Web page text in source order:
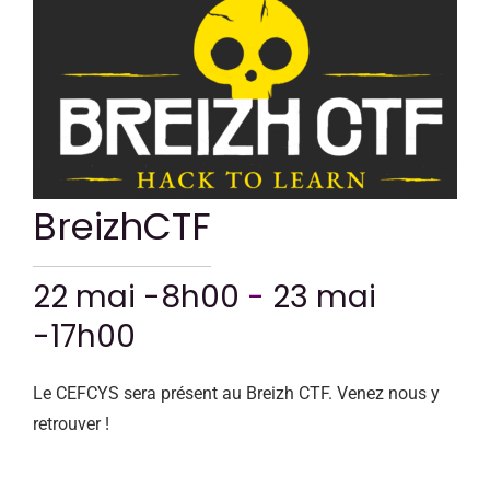
BreizhCTF
22 mai -8h00 - 23 mai
-17h00
Le CEFCYS sera présent au Breizh CTF. Venez nous y
retrouver !